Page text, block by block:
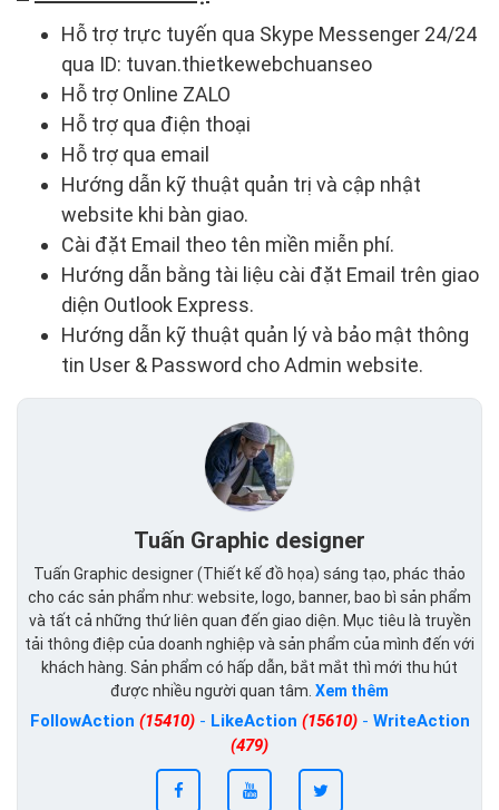
Hỗ trợ trực tuyến qua Skype Messenger 24/24
qua ID: tuvan.thietkewebchuanseo
Hỗ trợ Online ZALO
Hỗ trợ qua điện thoại
Hỗ trợ qua email
Hướng dẫn kỹ thuật quản trị và cập nhật
website khi bàn giao.
Cài đặt Email theo tên miền miễn phí.
Hướng dẫn bằng tài liệu cài đặt Email trên giao
diện Outlook Express.
Hướng dẫn kỹ thuật quản lý và bảo mật thông
tin User & Password cho Admin website.
Tuấn Graphic designer
Tuấn Graphic designer (Thiết kế đồ họa) sáng tạo, phác thảo
cho các sản phẩm như: website, logo, banner, bao bì sản phẩm
và tất cả những thứ liên quan đến giao diện. Mục tiêu là truyền
tải thông điệp của doanh nghiệp và sản phẩm của mình đến với
khách hàng. Sản phẩm có hấp dẫn, bắt mắt thì mới thu hút
được nhiều người quan tâm. Xem thêm
FollowAction (15410)- LikeAction (15610)- WriteAction
(479)